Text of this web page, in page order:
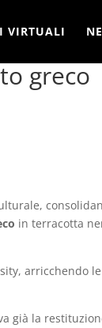
VIRTUALI
greco
in terracotta
arricchendo
già la